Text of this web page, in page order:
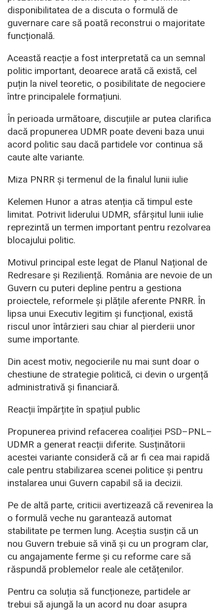
disponibilitatea de a discuta o formulă de
guvernare care să poată reconstrui o majoritate
funcțională.
Această reacție a fost interpretată ca un semnal
politic important, deoarece arată că există, cel
puțin la nivel teoretic, o posibilitate de negociere
între principalele formațiuni.
În perioada următoare, discuțiile ar putea clarifica
dacă propunerea UDMR poate deveni baza unui
acord politic sau dacă partidele vor continua să
caute alte variante.
Miza PNRR și termenul de la finalul lunii iulie
Kelemen Hunor a atras atenția că timpul este
limitat. Potrivit liderului UDMR, sfârșitul lunii iulie
reprezintă un termen important pentru rezolvarea
blocajului politic.
Motivul principal este legat de Planul Național de
Redresare și Reziliență. România are nevoie de un
Guvern cu puteri depline pentru a gestiona
proiectele, reformele și plățile aferente PNRR. În
lipsa unui Executiv legitim și funcțional, există
riscul unor întârzieri sau chiar al pierderii unor
sume importante.
Din acest motiv, negocierile nu mai sunt doar o
chestiune de strategie politică, ci devin o urgență
administrativă și financiară.
Reacții împărțite în spațiul public
Propunerea privind refacerea coaliției PSD–PNL–
UDMR a generat reacții diferite. Susținătorii
acestei variante consideră că ar fi cea mai rapidă
cale pentru stabilizarea scenei politice și pentru
instalarea unui Guvern capabil să ia decizii.
Pe de altă parte, criticii avertizează că revenirea la
o formulă veche nu garantează automat
stabilitate pe termen lung. Aceștia susțin că un
nou Guvern trebuie să vină și cu un program clar,
cu angajamente ferme și cu reforme care să
răspundă problemelor reale ale cetățenilor.
Pentru ca soluția să funcționeze, partidele ar
trebui să ajungă la un acord nu doar asupra